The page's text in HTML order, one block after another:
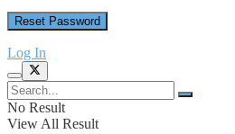
Log In
No Result
View All Result